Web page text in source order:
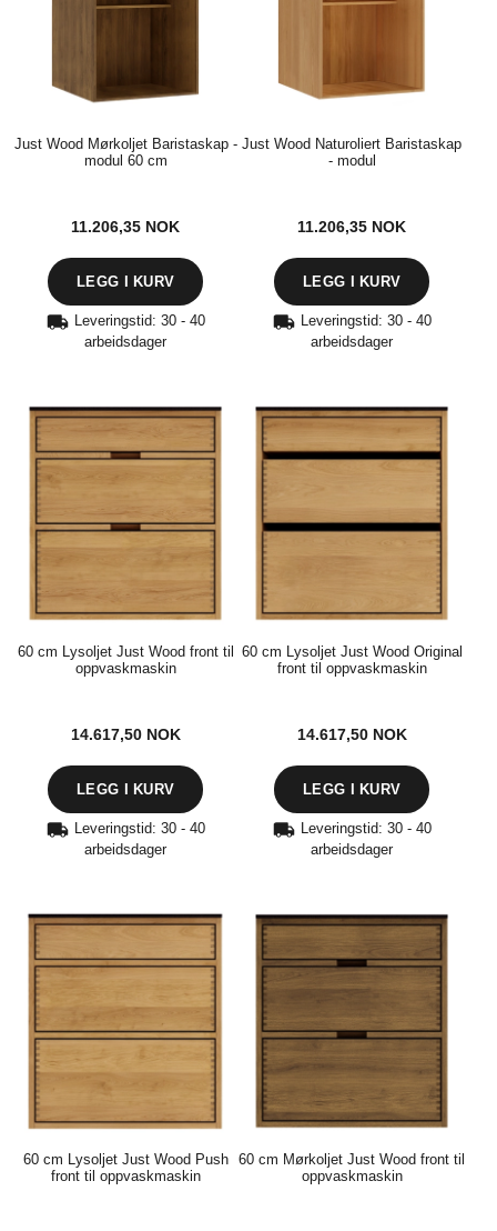
Just Wood Mørkoljet Baristaskap -
modul 60 cm
11.206,35 NOK
LEGG I KURV
Just Wood Naturoliert Baristaskap
- modul
11.206,35 NOK
LEGG I KURV
Leveringstid: 30 - 40
arbeidsdager
60 cm Lysoljet Just Wood front til
oppvaskmaskin
14.617,50 NOK
Leveringstid: 30 - 40
arbeidsdager
60 cm Lysoljet Just Wood Original
front til oppvaskmaskin
14.617,50 NOK
Leveringstid: 30 - 40
arbeidsdager
60 cm Lysoljet Just Wood Push
front til oppvaskmaskin
Leveringstid: 30 - 40
arbeidsdager
60 cm Mørkoljet Just Wood front til
oppvaskmaskin